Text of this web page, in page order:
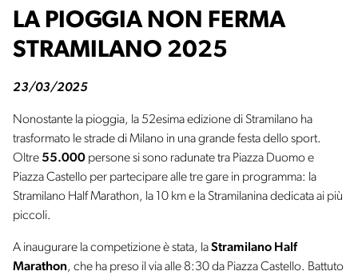
LA PIOGGIA NON FERMA
STRAMILANO 2025
23/03/2025
Nonostante la pioggia, la 52esima edizione di Stramilano ha
trasformato le strade di Milano in una grande festa dello sport.
Oltre 55.000 persone si sono radunate tra Piazza Duomo e
Piazza Castello per partecipare alle tre gare in programma: la
Stramilano Half Marathon, la 10 km e la Stramilanina dedicata ai più
piccoli.
A inaugurare la competizione è stata, laStramilano Half
Marathon, che ha preso il via alle 8:30 da Piazza Castello. Battuto